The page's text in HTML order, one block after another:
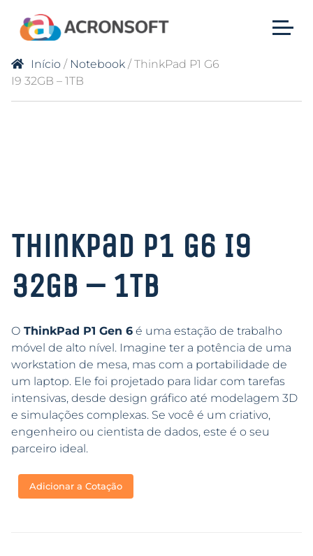
Início / Notebook / ThinkPad P1 G6
I9 32GB – 1TB
ThinkPad P1 G6 I9
32GB – 1TB
O ThinkPad P1 Gen 6 é uma estação de trabalho
móvel de alto nível. Imagine ter a potência de uma
workstation de mesa, mas com a portabilidade de
um laptop. Ele foi projetado para lidar com tarefas
intensivas, desde design gráfico até modelagem 3D
e simulações complexas. Se você é um criativo,
engenheiro ou cientista de dados, este é o seu
parceiro ideal.
Adicionar a Cotação